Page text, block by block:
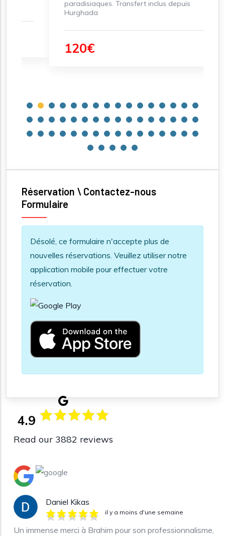
paradisiaques. Transfert inclus depuis
Hurghada
120€
Réservation \ Contactez-nous
Formulaire
Information message
Désolé, ce formulaire n'accepte plus de
nouvelles réservations. Veuillez utiliser notre
application mobile pour effectuer votre
réservation.
4.9
Read our 3882 reviews
Daniel Kikas
il y a moins d'une semaine
Un immense merci à Brahim pour son professionnalisme,